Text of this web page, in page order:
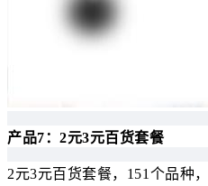
产品7：2元3元百货套餐
2元3元百货套餐，151个品种